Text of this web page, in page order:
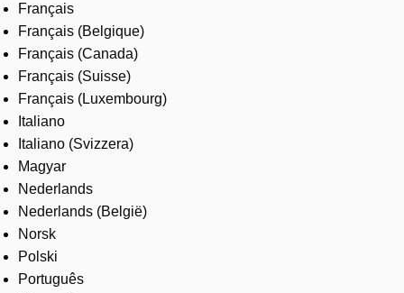
Français
Français (Belgique)
Français (Canada)
Français (Suisse)
Français (Luxembourg)
Italiano
Italiano (Svizzera)
Magyar
Nederlands
Nederlands (België)
Norsk
Polski
Português